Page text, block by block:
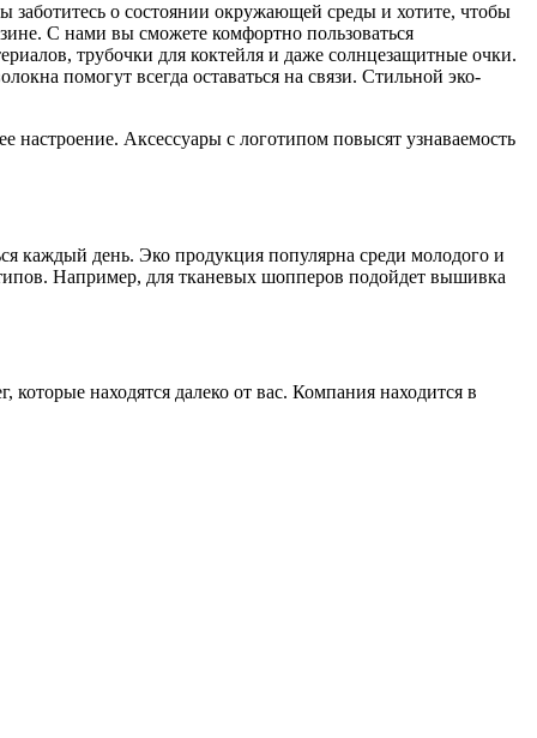
заботитесь о состоянии окружающей среды и хотите, чтобы
С нами вы сможете комфортно пользоваться
трубочки для коктейля и даже солнцезащитные очки.
помогут всегда оставаться на связи. Стильной эко-
Аксессуары с логотипом повысят узнаваемость
каждый день. Эко продукция популярна среди молодого и
Например, для тканевых шопперов подойдет вышивка
находятся далеко от вас. Компания находится в